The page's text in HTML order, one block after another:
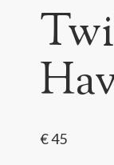
€45